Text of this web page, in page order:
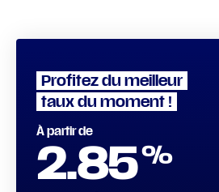
Profitez du meilleur
taux du moment !
À partir de
2.85%